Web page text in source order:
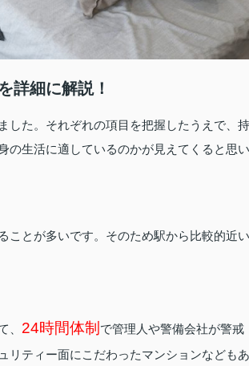
詳細に解説！
した。それぞれの項目を把握したうえで、持
の生活に適しているのかが見えてくると思い
ことが多いです。そのため駅から比較的近い
、 24時間体制 で管理人や警備会社が警戒
リティー面にこだわったマンションなどもあ